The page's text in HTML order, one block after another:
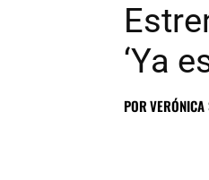
‘Ya
PORVERÓNICA